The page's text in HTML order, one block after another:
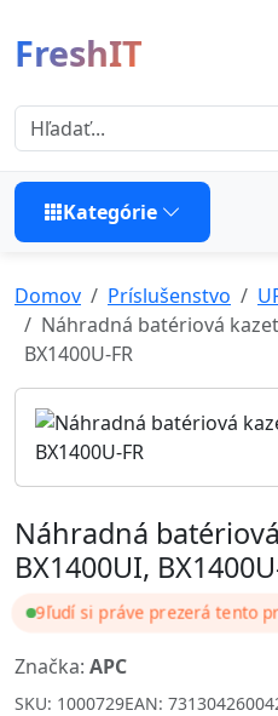
FreshIT
Kategórie
Domov Príslušenstvo
Náhradná batériová
BX1400U-FR
Náhradná
BX1400UI,
9ľudí si práve prezerá tento
Značka: APC
SKU: 1000729EAN: